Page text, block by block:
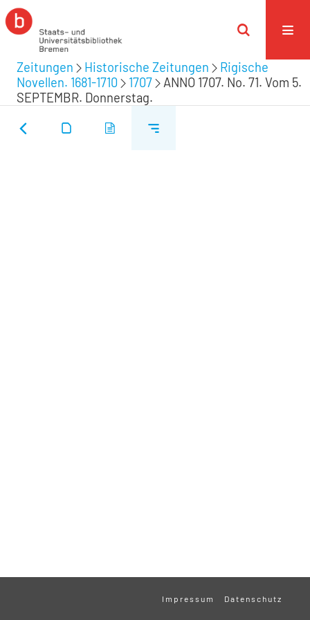
Zeitungen Historische Zeitungen
Rigische
Novellen. 1681-1710
1707
ANNO 1707. No. 71. Vom 5.
SEPTEMBR. Donnerstag.
Impressum Datenschutz